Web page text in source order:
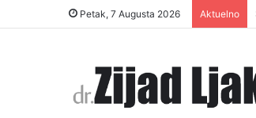
Petak, 7 Augusta 2026 Aktuelno